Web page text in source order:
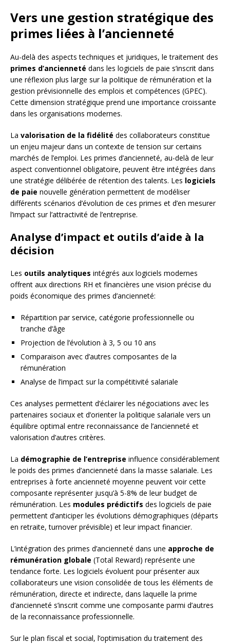
Vers une gestion stratégique des
primes liées à l’ancienneté
Au-delà des aspects techniques et juridiques, le traitement des
primes d’ancienneté dans les logiciels de paie s’inscrit dans
une réflexion plus large sur la politique de rémunération et la
gestion prévisionnelle des emplois et compétences (GPEC).
Cette dimension stratégique prend une importance croissante
dans les organisations modernes.
La valorisation de la fidélité des collaborateurs constitue
un enjeu majeur dans un contexte de tension sur certains
marchés de l’emploi. Les primes d’ancienneté, au-delà de leur
aspect conventionnel obligatoire, peuvent être intégrées dans
une stratégie délibérée de rétention des talents. Les logiciels
de paie nouvelle génération permettent de modéliser
différents scénarios d’évolution de ces primes et d’en mesurer
l’impact sur l’attractivité de l’entreprise.
Analyse d’impact et outils d’aide à la
décision
Les outils analytiques intégrés aux logiciels modernes
offrent aux directions RH et financières une vision précise du
poids économique des primes d’ancienneté:
Répartition par service, catégorie professionnelle ou
tranche d’âge
Projection de l’évolution à 3, 5 ou 10 ans
Comparaison avec d’autres composantes de la
rémunération
Analyse de l’impact sur la compétitivité salariale
Ces analyses permettent d’éclairer les négociations avec les
partenaires sociaux et d’orienter la politique salariale vers un
équilibre optimal entre reconnaissance de l’ancienneté et
valorisation d’autres critères.
La démographie de l’entreprise influence considérablement
le poids des primes d’ancienneté dans la masse salariale. Les
entreprises à forte ancienneté moyenne peuvent voir cette
composante représenter jusqu’à 5-8% de leur budget de
rémunération. Les modules prédictifs des logiciels de paie
permettent d’anticiper les évolutions démographiques (départs
en retraite, turnover prévisible) et leur impact financier.
L’intégration des primes d’ancienneté dans une approche de
rémunération globale (Total Reward) représente une
tendance forte. Les logiciels évoluent pour présenter aux
collaborateurs une vision consolidée de tous les éléments de
rémunération, directe et indirecte, dans laquelle la prime
d’ancienneté s’inscrit comme une composante parmi d’autres
de la reconnaissance professionnelle.
Sur le plan fiscal et social, l’optimisation du traitement des